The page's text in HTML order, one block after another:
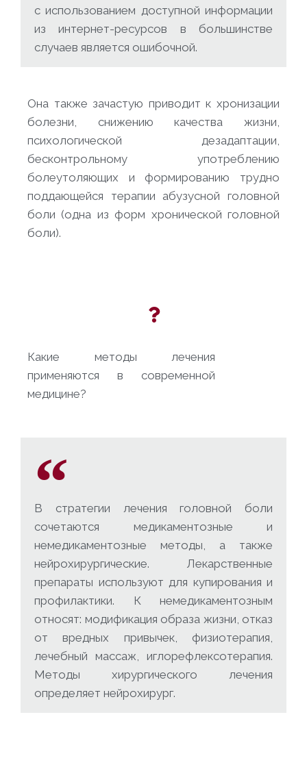
с использованием доступной информации
из интернет-ресурсов в большинстве
случаев является ошибочной.
Она также зачастую приводит к хронизации
болезни, снижению качества жизни,
психологической дезадаптации,
бесконтрольному употреблению
болеутоляющих и формированию трудно
поддающейся терапии абузусной головной
боли (одна из форм хронической головной
боли).
Какие методы лечения
применяются в современной
медицине?
В стратегии лечения головной боли
сочетаются медикаментозные и
немедикаментозные методы, а также
нейрохирургические. Лекарственные
препараты используют для купирования и
профилактики. К немедикаментозным
относят: модификация образа жизни, отказ
от вредных привычек, физиотерапия,
лечебный массаж, иглорефлексотерапия.
Методы хирургического лечения
определяет нейрохирург.